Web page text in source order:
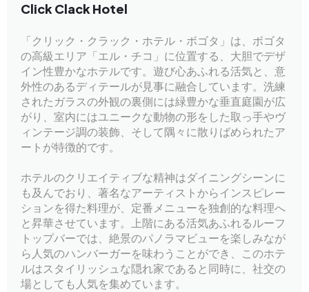
Click Clack Hotel
「クリック・クラック・ホテル・ボゴタ」は、ボゴタ
の高級エリア「エル・チコ」に位置する、大胆でデザ
イン性豊かなホテルです。遊び心あふれる活気と、意
外性のあるディテールが見事に融合しています。洗練
されたガラスの外観の裏側には緑豊かな垂直庭園が広
がり、室内にはユニークな動物の形をした取っ手やヴ
ィンテージ調の装飾、そして隅々に散りばめられたア
ートが特徴的です。
ホテルのクリエイティブな精神はダイニングシーンに
も及んでおり、著名なアーティストからインスピレー
ションを得た料理が、定番メニューを独創的な料理へ
と昇華させています。上階にある活気あふれるルーフ
トップバーでは、絶景のパノラマビューを楽しみなが
ら人気のハンバーガーを味わうことができ、このホテ
ルはスタイリッシュな隠れ家であると同時に、社交の
場としても人気を集めています。